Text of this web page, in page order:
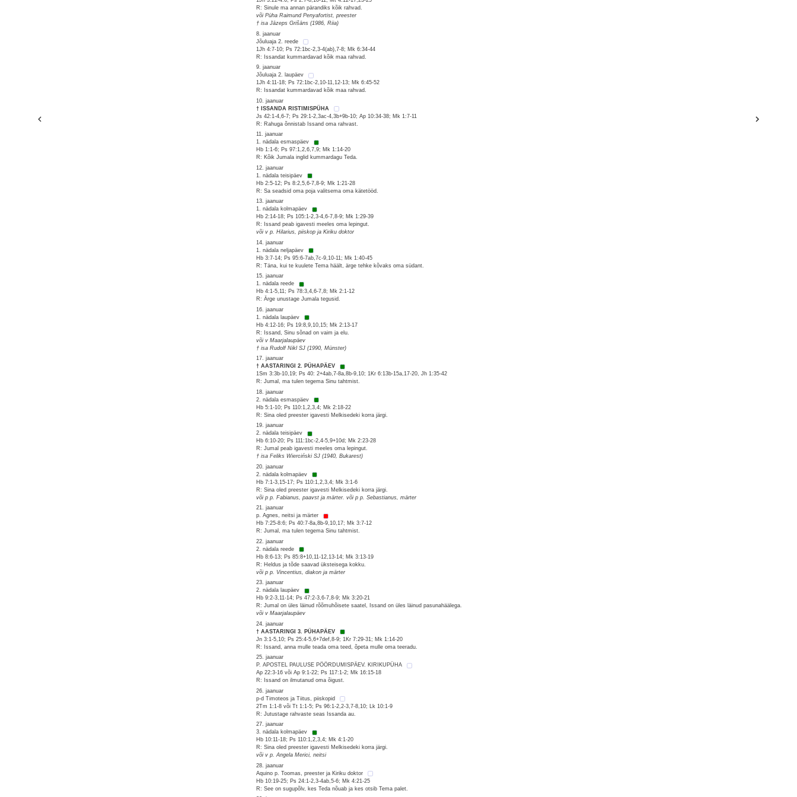
R: Sinule ma annan pärandiks kõik rahvad.
või Püha Raimund Penyafortist, preester
† isa Jāzeps Grišāns (1986, Riia)
8. jaanuar
Jõuluaja 2. reede
1Jh 4:7-10; Ps 72:1bc-2,3-4(ab),7-8; Mk 6:34-44
R: Issandat kummardavad kõik maa rahvad.
9. jaanuar
Jõuluaja 2. laupäev
1Jh 4:11-18; Ps 72:1bc-2,10-11,12-13; Mk 6:45-52
R: Issandat kummardavad kõik maa rahvad.
10. jaanuar
† ISSANDA RISTIMISPÜHA
Js 42:1-4,6-7; Ps 29:1-2,3ac-4,3b+9b-10; Ap 10:34-38; Mk 1:7-11
R: Rahuga õnnistab Issand oma rahvast.
11. jaanuar
1. nädala esmaspäev
Hb 1:1-6; Ps 97:1,2,6,7,9; Mk 1:14-20
R: Kõik Jumala inglid kummardagu Teda.
12. jaanuar
1. nädala teisipäev
Hb 2:5-12; Ps 8:2,5,6-7,8-9; Mk 1:21-28
R: Sa seadsid oma poja valitsema oma kätetööd.
13. jaanuar
1. nädala kolmapäev
Hb 2:14-18; Ps 105:1-2,3-4,6-7,8-9; Mk 1:29-39
R: Issand peab igavesti meeles oma lepingut.
või v p. Hilarius, piiskop ja Kiriku doktor
14. jaanuar
1. nädala neljapäev
Hb 3:7-14; Ps 95:6-7ab,7c-9,10-11; Mk 1:40-45
R: Täna, kui te kuulete Tema häält, ärge tehke kõvaks oma südant.
15. jaanuar
1. nädala reede
Hb 4:1-5,11; Ps 78:3,4,6-7,8; Mk 2:1-12
R: Ärge unustage Jumala tegusid.
16. jaanuar
1. nädala laupäev
Hb 4:12-16; Ps 19:8,9,10,15; Mk 2:13-17
R: Issand, Sinu sõnad on vaim ja elu.
või v Maarjalaupäev
† isa Rudolf Nikl SJ (1990, Münster)
17. jaanuar
† AASTARINGI 2. PÜHAPÄEV
1Sm 3:3b-10,19; Ps 40: 2+4ab,7-8a,8b-9,10; 1Kr 6:13b-15a,17-20, Jh 1:35-42
R: Jumal, ma tulen tegema Sinu tahtmist.
18. jaanuar
2. nädala esmaspäev
Hb 5:1-10; Ps 110:1,2,3,4; Mk 2:18-22
R: Sina oled preester igavesti Melkisedeki korra järgi.
19. jaanuar
2. nädala teisipäev
Hb 6:10-20; Ps 111:1bc-2,4-5,9+10d; Mk 2:23-28
R: Jumal peab igavesti meeles oma lepingut.
† isa Feliks Wierciński SJ (1940, Bukarest)
20. jaanuar
2. nädala kolmapäev
Hb 7:1-3,15-17; Ps 110:1,2,3,4; Mk 3:1-6
R: Sina oled preester igavesti Melkisedeki korra järgi.
või p p. Fabianus, paavst ja märter. või p p. Sebastianus, märter
21. jaanuar
p. Agnes, neitsi ja märter
Hb 7:25-8:6; Ps 40:7-8a,8b-9,10,17; Mk 3:7-12
R: Jumal, ma tulen tegema Sinu tahtmist.
22. jaanuar
2. nädala reede
Hb 8:6-13; Ps 85:8+10,11-12,13-14; Mk 3:13-19
R: Heldus ja tõde saavad üksteisega kokku.
või p p. Vincentius, diakon ja märter
23. jaanuar
2. nädala laupäev
Hb 9:2-3,11-14; Ps 47:2-3,6-7,8-9; Mk 3:20-21
R: Jumal on üles läinud rõõmuhõisete saatel, Issand on üles läinud pasunahäälega.
või v Maarjalaupäev
24. jaanuar
† AASTARINGI 3. PÜHAPÄEV
Jn 3:1-5,10; Ps 25:4-5,6+7def,8-9; 1Kr 7:29-31; Mk 1:14-20
R: Issand, anna mulle teada oma teed, õpeta mulle oma teeradu.
25. jaanuar
P. APOSTEL PAULUSE PÖÖRDUMISPÄEV. KIRIKUPÜHA
Ap 22:3-16 või Ap 9:1-22; Ps 117:1-2; Mk 16:15-18
R: Issand on ilmutanud oma õigust.
26. jaanuar
p-d Timoteos ja Tiitus, piiskopid
2Tm 1:1-8 või Tt 1:1-5; Ps 96:1-2,2-3,7-8,10; Lk 10:1-9
R: Jutustage rahvaste seas Issanda au.
27. jaanuar
3. nädala kolmapäev
Hb 10:11-18; Ps 110:1,2,3,4; Mk 4:1-20
R: Sina oled preester igavesti Melkisedeki korra järgi.
või v p. Angela Merici, neitsi
28. jaanuar
Aquino p. Toomas, preester ja Kiriku doktor
Hb 10:19-25; Ps 24:1-2,3-4ab,5-6; Mk 4:21-25
R: See on sugupõlv, kes Teda nõuab ja kes otsib Tema palet.